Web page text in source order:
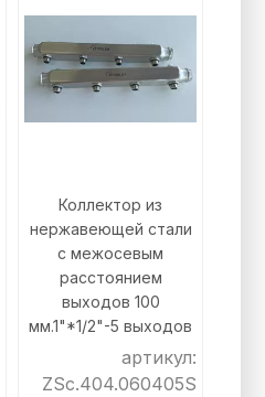
Коллектор из
нержавеющей стали
с межосевым
расстоянием
выходов 100
мм.1"*1/2"-5 выходов
артикул:
ZSc.404.060405S